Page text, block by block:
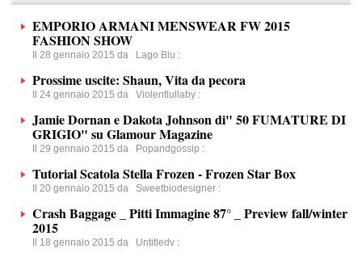
EMPORIO ARMANI MENSWEAR FW 2015
FASHION SHOW
Il 28 gennaio 2015 da Lago Blu :
Prossime uscite: Shaun, Vita da pecora
Il 24 gennaio 2015 da Violentlullaby :
Jamie Dornan e Dakota Johnson di" 50 FUMATURE DI
GRIGIO" su Glamour Magazine
Il 29 gennaio 2015 da Popandgossip :
Tutorial Scatola Stella Frozen - Frozen Star Box
Il 20 gennaio 2015 da Sweetbiodesigner :
Crash Baggage _ Pitti Immagine 87° _ Preview fall/winter
2015
Il 18 gennaio 2015 da Untitledv :